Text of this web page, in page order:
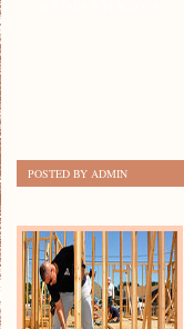
POSTED BY ADMIN